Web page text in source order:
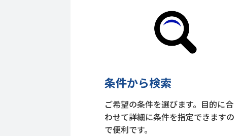
条件から検索
ご希望の条件を選びます。目的に合
わせて詳細に条件を指定できますの
で便利です。